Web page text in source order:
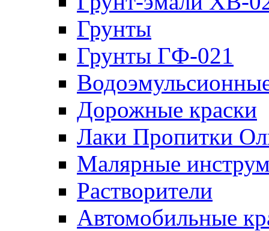
Грунты
Грунты ГФ-021
Дорожные краски
Лаки Пропитки
Малярные
Растворители
Автомобильные